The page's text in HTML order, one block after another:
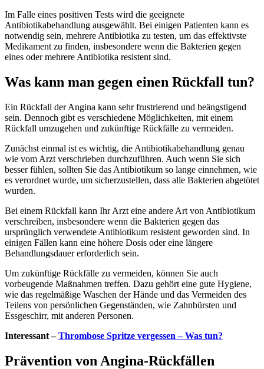
Im Falle eines positiven Tests wird die geeignete
Antibiotikabehandlung ausgewählt. Bei einigen Patienten kann es
notwendig sein, mehrere Antibiotika zu testen, um das effektivste
Medikament zu finden, insbesondere wenn die Bakterien gegen
eines oder mehrere Antibiotika resistent sind.
Was kann man gegen einen Rückfall tun?
Ein Rückfall der Angina kann sehr frustrierend und beängstigend
sein. Dennoch gibt es verschiedene Möglichkeiten, mit einem
Rückfall umzugehen und zukünftige Rückfälle zu vermeiden.
Zunächst einmal ist es wichtig, die Antibiotikabehandlung genau
wie vom Arzt verschrieben durchzuführen. Auch wenn Sie sich
besser fühlen, sollten Sie das Antibiotikum so lange einnehmen, wie
es verordnet wurde, um sicherzustellen, dass alle Bakterien abgetötet
wurden.
Bei einem Rückfall kann Ihr Arzt eine andere Art von Antibiotikum
verschreiben, insbesondere wenn die Bakterien gegen das
ursprünglich verwendete Antibiotikum resistent geworden sind. In
einigen Fällen kann eine höhere Dosis oder eine längere
Behandlungsdauer erforderlich sein.
Um zukünftige Rückfälle zu vermeiden, können Sie auch
vorbeugende Maßnahmen treffen. Dazu gehört eine gute Hygiene,
wie das regelmäßige Waschen der Hände und das Vermeiden des
Teilens von persönlichen Gegenständen, wie Zahnbürsten und
Essgeschirr, mit anderen Personen.
Interessant –Thrombose Spritze vergessen – Was tun?
Prävention von Angina-Rückfällen